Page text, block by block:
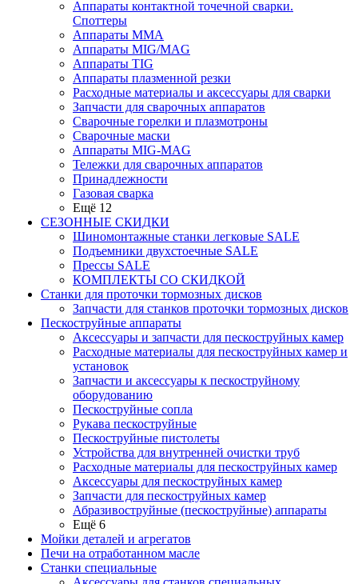
Аппараты контактной точечной сварки.
Споттеры
Аппараты MMA
Аппараты MIG/MAG
Аппараты TIG
Аппараты плазменной резки
Расходные материалы и аксессуары для сварки
Запчасти для сварочных аппаратов
Сварочные горелки и плазмотроны
Сварочные маски
Аппараты MIG-MAG
Тележки для сварочных аппаратов
Принадлежности
Газовая сварка
Ещё 12
СЕЗОННЫЕ СКИДКИ
Шиномонтажные станки легковые SALE
Подъемники двухстоечные SALE
Прессы SALE
КОМПЛЕКТЫ СО СКИДКОЙ
Станки для проточки тормозных дисков
Запчасти для станков проточки тормозных дисков
Пескоструйные аппараты
Аксессуары и запчасти для пескоструйных камер
Расходные материалы для пескоструйных камер и
установок
Запчасти и аксессуары к пескоструйному
оборудованию
Пескоструйные сопла
Рукава пескоструйные
Пескоструйные пистолеты
Устройства для внутренней очистки труб
Расходные материалы для пескоструйных камер
Аксессуары для пескоструйных камер
Запчасти для пескоструйных камер
Абразивоструйные (пескоструйные) аппараты
Ещё 6
Мойки деталей и агрегатов
Печи на отработанном масле
Станки специальные